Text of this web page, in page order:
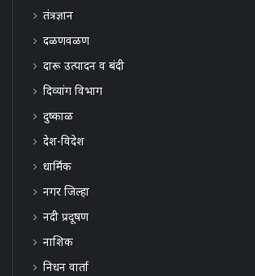
तंत्रज्ञान
दळणवळण
दारू उत्पादन व बंदी
दिव्यांग विभाग
दुष्काळ
देश-विदेश
धार्मिक
नगर जिल्हा
नदी प्रदूषण
नाशिक
निधन वार्ता